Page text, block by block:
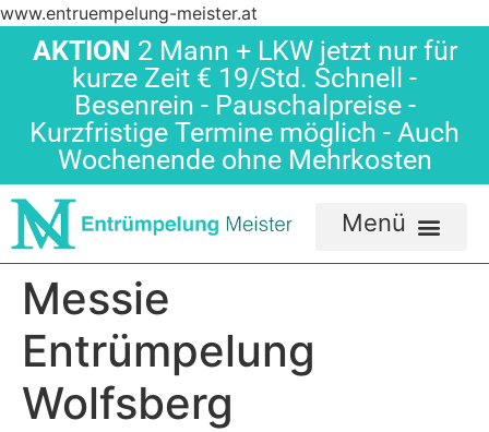
www.entruempelung-meister.at
AKTION 2 Mann + LKW jetzt nur für
kurze Zeit € 19/Std. Schnell -
Besenrein - Pauschalpreise -
Kurzfristige Termine möglich - Auch
Wochenende ohne Mehrkosten
Messie
Entrümpelung
Wolfsberg